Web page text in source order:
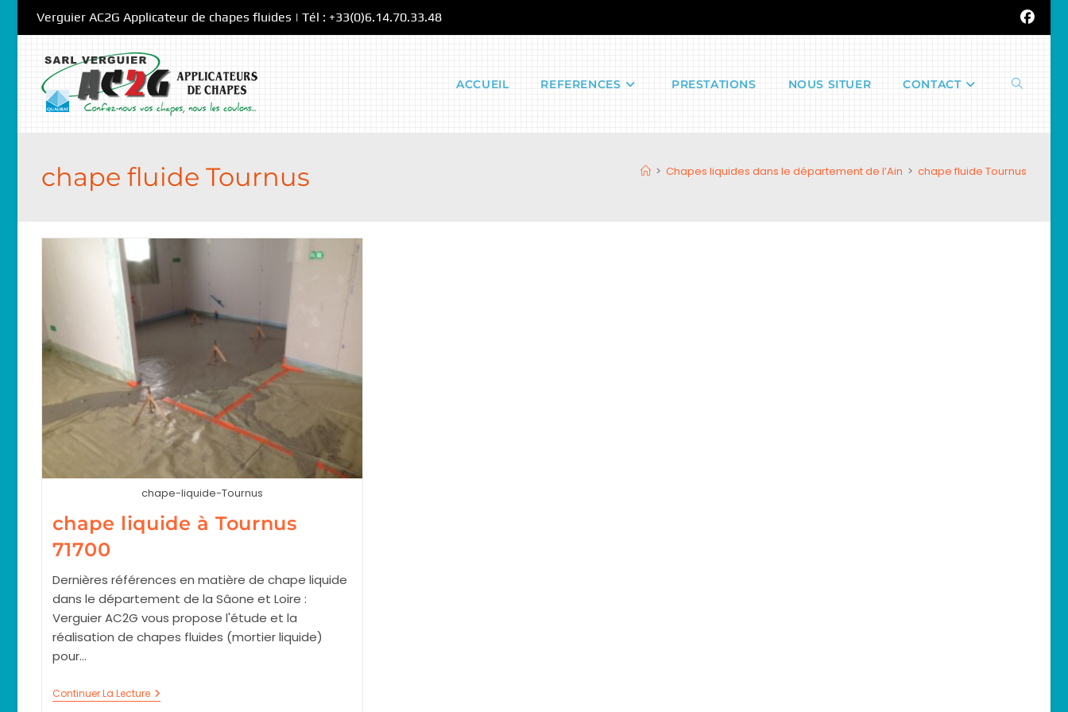
Verguier AC2G Applicateur de chapes fluides | Tél : +33(0)6.14.70.33.48
ACCUEIL REFERENCES PRESTATIONS NOUS SITUER CONTACT Toggle
chape fluide Tournus > Chapes liquides dans le département de l’Ain > chape fluide Tournus
chape-liquide-Tournus
chape liquide à Tournus
71700
Dernières références en matière de chape liquide
dans le département de la Sâone et Loire :
Verguier AC2G vous propose l'étude et la
réalisation de chapes fluides (mortier liquide)
pour…
Continuer La LectureChape
Liquide